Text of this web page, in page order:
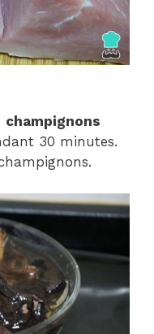
champignons
30 minutes.